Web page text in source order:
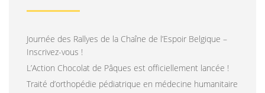
Journée des Rallyes de la Chaîne de l’Espoir Belgique –
Inscrivez-vous !
L’Action Chocolat de Pâques est officiellement lancée !
Traité d’orthopédie pédiatrique en médecine humanitaire